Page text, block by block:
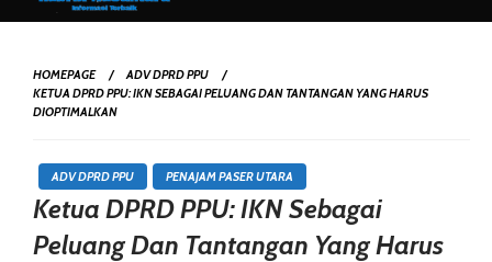
HOMEPAGE
ADV DPRD PPU
KETUA DPRD PPU: IKN SEBAGAI PELUANG DAN TANTANGAN YANG HARUS
DIOPTIMALKAN
ADV DPRD PPU PENAJAM PASER UTARA
Ketua DPRD PPU: IKN Sebagai
Peluang Dan Tantangan Yang Harus